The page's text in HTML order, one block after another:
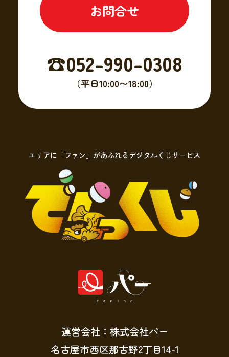
お問合せ
☎︎052-990-0308
（平日10:00〜18:00）
エリアに「ファン」があふれるデジタルくじサービス
運営会社：株式会社パー
名古屋市西区那古野2丁目14-1